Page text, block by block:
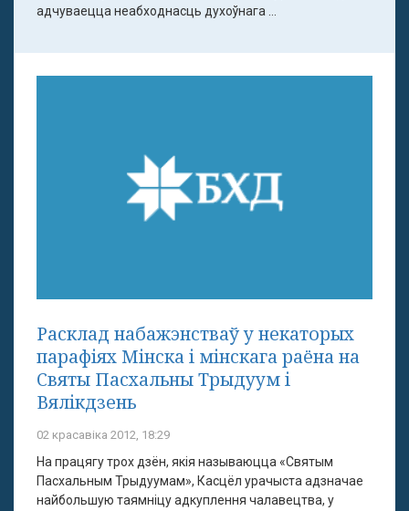
адчуваецца неабходнасць духоўнага ...
Расклад набажэнстваў у некаторых
парафіях Мінска і мінскага раёна на
Святы Пасхальны Трыдуум і
Вялікдзень
02 красавіка 2012, 18:29
На працягу трох дзён, якія называюцца «Святым
Пасхальным Трыдуумам», Касцёл урачыста адзначае
найбольшую таямніцу адкуплення чалавецтва, у